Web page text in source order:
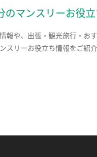
のマンスリーお役
報や、出張・観光旅行・お
スリーお役立ち情報をご紹介